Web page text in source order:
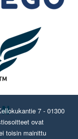
7 - 01300
ovat
toisin mainittu